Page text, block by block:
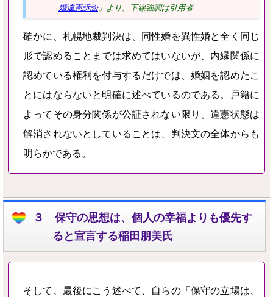
婚違憲訴訟」より。下線強調は引用者
確かに、札幌地裁判決は、同性婚を異性婚と全く同じ
形で認めることまでは求めてはいないが、内縁関係に
認めている権利を付与するだけでは、婚姻を認めたこ
とにはならないと明確に述べているのである。
戸籍に
よってその身分関係が公証されない限り、違憲状態は
解消されないとしていることは、判決文の全体からも
明らかである。
３ 保守の思想は、個人の幸福よりも優先す
ると宣言する稲田朋美氏
そして、最後にこう述べて、自らの「保守の立場は、